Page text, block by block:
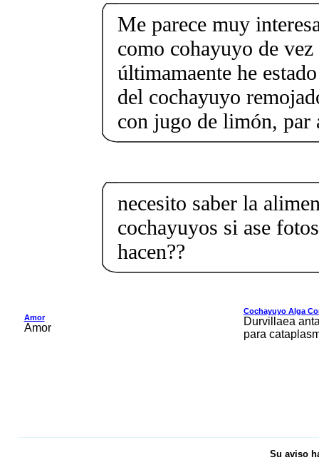
Me parece muy
como cohayuyo de vez
últimamaente he
del cochayuyo
con jugo de limón, par
necesito saber la
cochayuyos si ase
hacen??
Amor
Amor
Cochayuyo Alga
Durvillaea
para
Su aviso